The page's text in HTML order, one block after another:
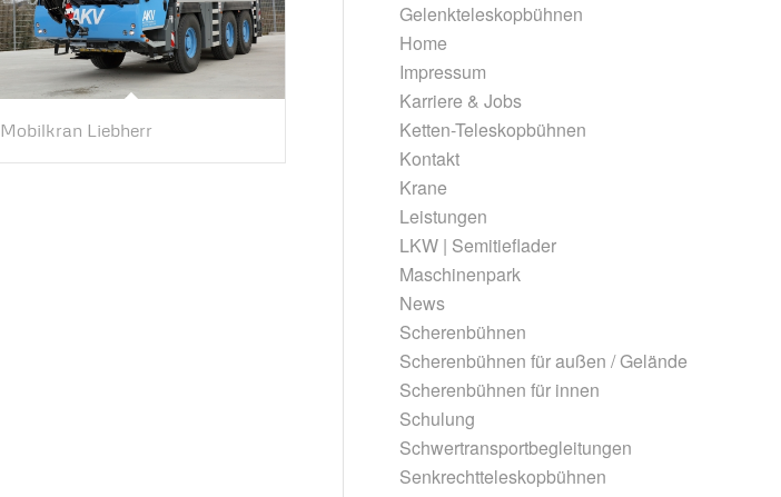
Mobilkran Liebherr
Gelenkteleskopbühnen
Home
Impressum
Karriere & Jobs
Ketten-Teleskopbühnen
Kontakt
Krane
Leistungen
LKW | Semitieflader
Maschinenpark
News
Scherenbühnen
Scherenbühnen für außen / Gelände
Scherenbühnen für innen
Schulung
Schwertransportbegleitungen
Senkrechtteleskopbühnen